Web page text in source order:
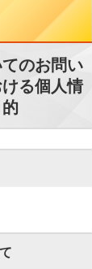
のお問い
る個人情